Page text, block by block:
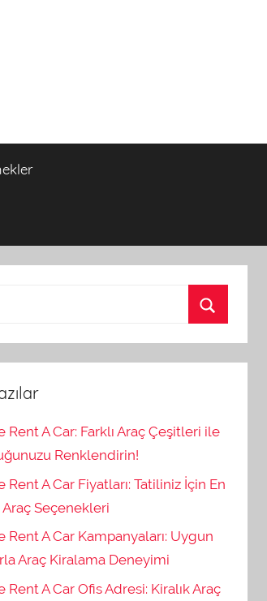
Rent A Car: Farklı Araç Çeşitleri ile
Renklendirin!
Rent A Car Fiyatları: Tatiliniz İçin En
Seçenekleri
Rent A Car Kampanyaları: Uygun
Araç Kiralama Deneyimi
Rent A Car Ofis Adresi: Kiralık Araç